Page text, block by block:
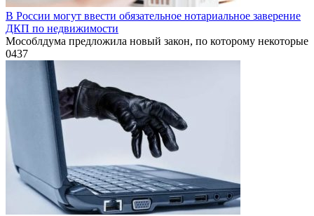
В России могут ввести обязательное нотариальное заверение
ДКП по недвижимости
Мособлдума предложила новый закон, по которому некоторые
0437